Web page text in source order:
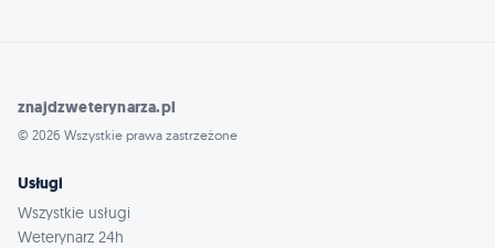
znajdzweterynarza.pl
© 2026 Wszystkie prawa zastrzeżone
Usługi
Wszystkie usługi
Weterynarz 24h